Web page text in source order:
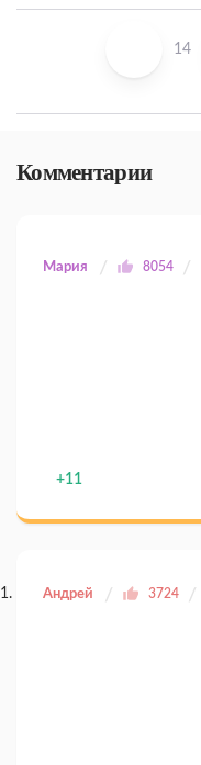
14
Комментарии
Мария 8054
+11
Андрей 3724